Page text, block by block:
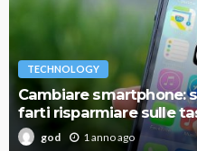
TECHNOLOGY
Cambiare smartphone:
farti risparmiare sulle
god 1 anno ago